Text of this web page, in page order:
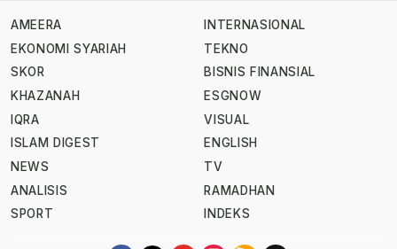
AMEERA
EKONOMI SYARIAH
SKOR
KHAZANAH
IQRA
ISLAM DIGEST
NEWS
ANALISIS
SPORT
INTERNASIONAL
TEKNO
BISNIS FINANSIAL
ESGNOW
VISUAL
ENGLISH
TV
RAMADHAN
INDEKS